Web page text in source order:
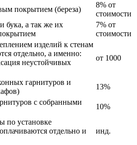
покрытием (береза)
8% от
стоимости
бука, а так же их
7% от
стоимости
изделий к стенам
отдельно, а именно:
неустойчивых
от 1000
гарнитуров и
13%
с собранными
10%
по установке
отдельно и
инд.